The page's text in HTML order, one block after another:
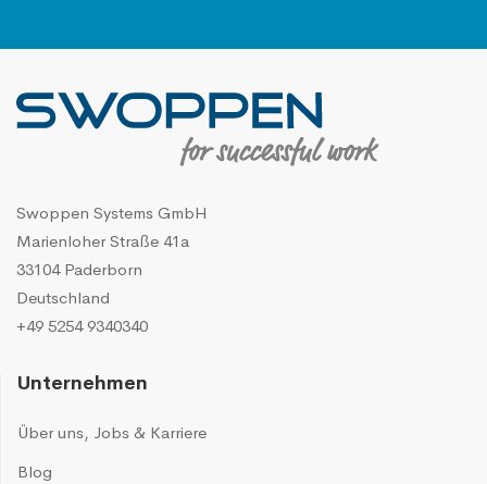
Swoppen Systems GmbH
Marienloher Straße 41a
33104 Paderborn
Deutschland
+49 5254 9340340
Unternehmen
Über uns, Jobs & Karriere
Blog